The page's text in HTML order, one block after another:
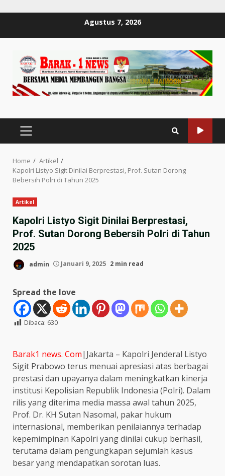
Agustus 7, 2026
PRIMARY
MENU
Home
Artikel
Kapolri Listyo Sigit Dinilai Berprestasi, Prof. Sutan Dorong
Bebersih Polri di Tahun 2025
Artikel
Kapolri Listyo Sigit Dinilai Berprestasi,
Prof. Sutan Dorong Bebersih Polri di Tahun
2025
admin Januari 9, 2025 2 min read
Spread the love
Dibaca: 630
Barak1 news. Com|Jakarta – Kapolri Jenderal Listyo
Sigit Prabowo terus menuai apresiasi atas berbagai
prestasi dan upayanya dalam meningkatkan kinerja
institusi Kepolisian Republik Indonesia (Polri). Dalam
rilis yang diterima media massa awal tahun 2025,
Prof. Dr. KH Sutan Nasomal, pakar hukum
internasional, memberikan penilaiannya terhadap
kepemimpinan Kapolri yang dinilai cukup berhasil,
terutama dalam pengungkapan sejumlah kasus
besar yang mendapatkan sorotan luas.